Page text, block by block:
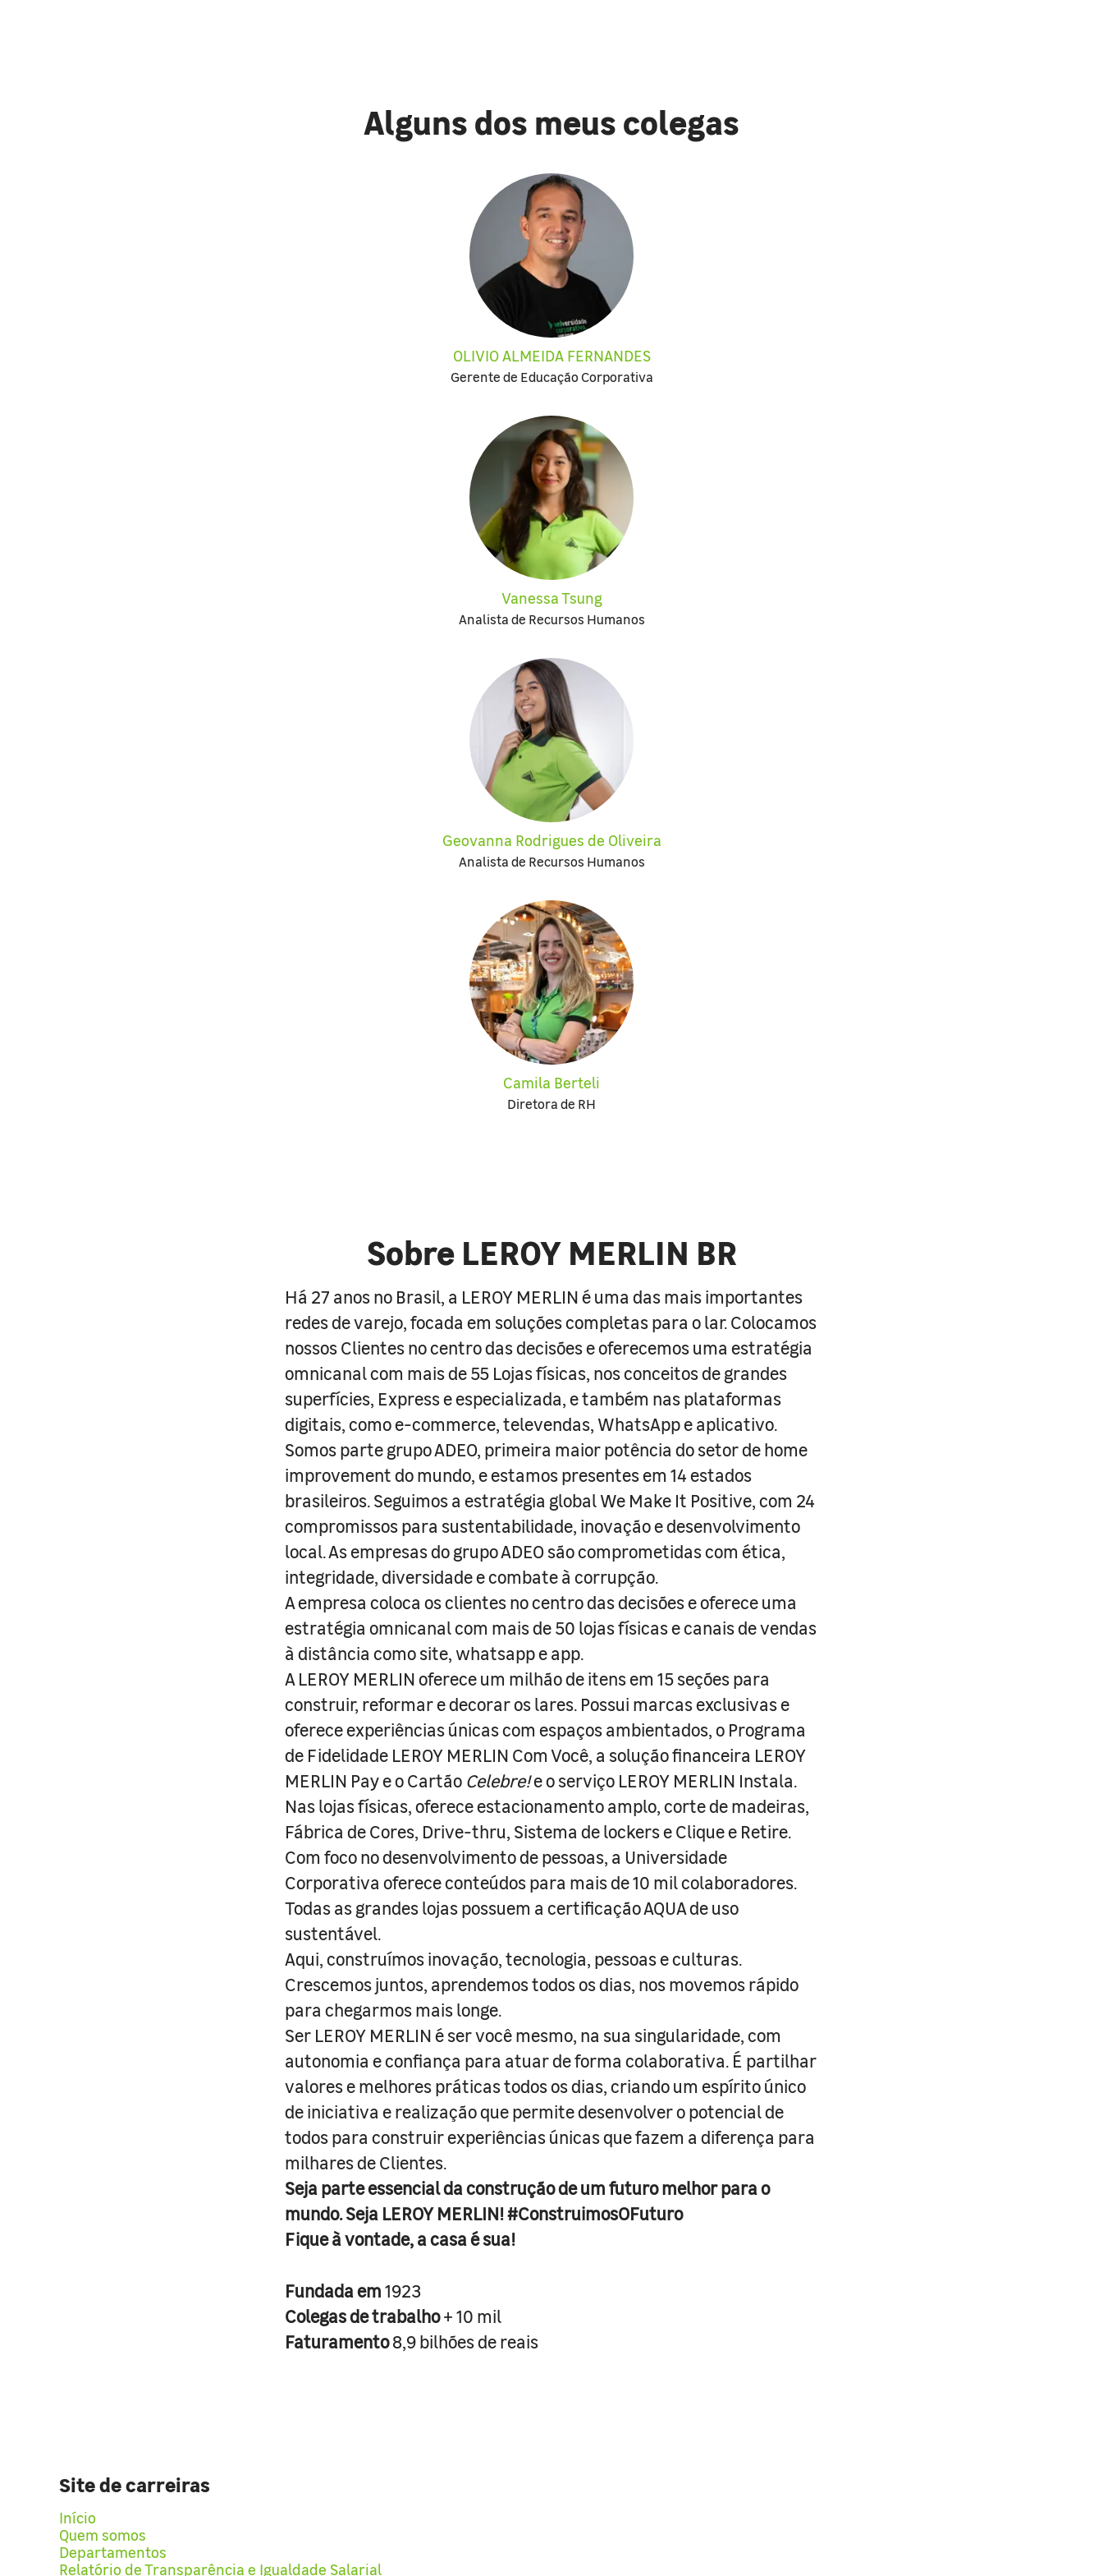
Alguns dos meus colegas
OLIVIO ALMEIDA FERNANDES
Gerente de Educação Corporativa
Vanessa Tsung
Analista de Recursos Humanos
Geovanna Rodrigues de Oliveira
Analista de Recursos Humanos
Camila Berteli
Diretora de RH
Sobre LEROY MERLIN BR
Há 27 anos no Brasil, a LEROY MERLIN é uma das mais importantes
redes de varejo, focada em soluções completas para o lar. Colocamos
nossos Clientes no centro das decisões e oferecemos uma estratégia
omnicanal com mais de 55 Lojas físicas, nos conceitos de grandes
superfícies, Express e especializada, e também nas plataformas
digitais, como e-commerce, televendas, WhatsApp e aplicativo.
Somos parte grupo ADEO, primeira maior potência do setor de home
improvement do mundo, e estamos presentes em 14 estados
brasileiros. Seguimos a estratégia global We Make It Positive, com 24
compromissos para sustentabilidade, inovação e desenvolvimento
local. As empresas do grupo ADEO são comprometidas com ética,
integridade, diversidade e combate à corrupção.
A empresa coloca os clientes no centro das decisões e oferece uma
estratégia omnicanal com mais de 50 lojas físicas e canais de vendas
à distância como site, whatsapp e app.
A LEROY MERLIN oferece um milhão de itens em 15 seções para
construir, reformar e decorar os lares. Possui marcas exclusivas e
oferece experiências únicas com espaços ambientados, o Programa
de Fidelidade LEROY MERLIN Com Você, a solução financeira LEROY
MERLIN Pay e o Cartão Celebre!e o serviço LEROY MERLIN Instala.
Nas lojas físicas, oferece estacionamento amplo, corte de madeiras,
Fábrica de Cores, Drive-thru, Sistema de lockers e Clique e Retire.
Com foco no desenvolvimento de pessoas, a Universidade
Corporativa oferece conteúdos para mais de 10 mil colaboradores.
Todas as grandes lojas possuem a certificação AQUA de uso
sustentável.
Aqui, construímos inovação, tecnologia, pessoas e culturas.
Crescemos juntos, aprendemos todos os dias, nos movemos rápido
para chegarmos mais longe.
Ser LEROY MERLIN é ser você mesmo, na sua singularidade, com
autonomia e confiança para atuar de forma colaborativa. É partilhar
valores e melhores práticas todos os dias, criando um espírito único
de iniciativa e realização que permite desenvolver o potencial de
todos para construir experiências únicas que fazem a diferença para
milhares de Clientes.
Seja parte essencial da construção de um futuro melhor para o
mundo. Seja LEROY MERLIN! #ConstruimosOFuturo
Fique à vontade, a casa é sua!
Fundada em1923
Colegas de trabalho+ 10 mil
Faturamento8,9 bilhões de reais
Site de carreiras
Início
Quem somos
Departamentos
Relatório de Transparência e Igualdade Salarial